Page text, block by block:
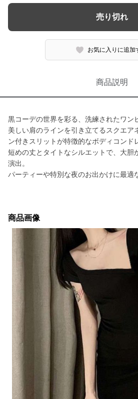
売り切れ
お気に入りに追加
商品説明
黒コーデの世界を彩る、洗練されたワン
美しい肩のラインを引き立てるスクエア
ン付きスリットが特徴的なボディコンド
短めの丈とタイトなシルエットで、大胆
演出。
パーティーや特別な夜のお出かけに最適
商品画像